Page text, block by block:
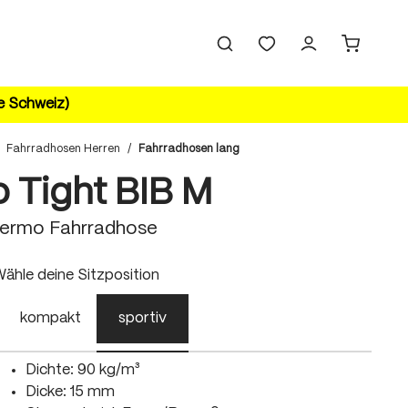
Schweiz)
Fahrradhosen Herren / Fahrradhosen lang
Tight BIB M
Fahrradhose
deine Sitzposition
kompakt sportiv
Dichte: 90 kg/m³
Dicke: 15 mm